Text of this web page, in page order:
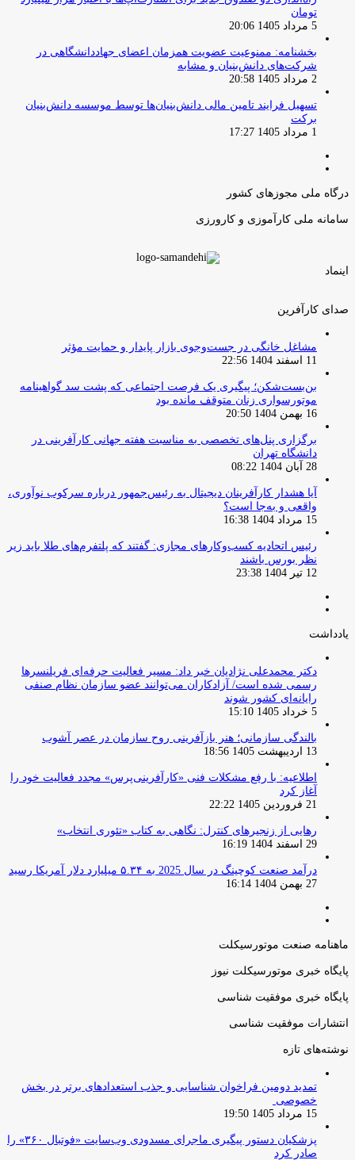
تومان
5 مرداد 1405 20:06
بخشنامه: ممنوعیت عضویت همزمان اعضای جهاددانشگاهی در
شرکت‌های دانش‌بنیان و مشابه
2 مرداد 1405 20:58
تسهیل فرایند تامین مالی دانش‌بنیان‌ها توسط موسسه دانش‌بنیان
برکت
1 مرداد 1405 17:27
درگاه ملی مجوزهای کشور
سامانه ملی کارآموزی و کارورزی
اینماد
صدای کارآفرین
مشاغل خانگی در جست‌وجوی بازار پایدار و حمایت مؤثر
11 اسفند 1404 22:56
بن‌بست‌شکن؛ پیگیری یک فرصت اجتماعی که پشت سد گواهینامه
موتورسواری زنان متوقف مانده بود
16 بهمن 1404 20:50
برگزاری پنل‌های تخصصی به مناسبت هفته جهانی کارآفرینی در
دانشگاه تهران
28 آبان 1404 08:22
آیا هشدار کارآفرینان دیجیتال به رئیس‌جمهور درباره سرکوب نوآوری،
واقعی و به‌جا است؟
15 مرداد 1404 16:38
‏رئیس اتحادیه کسب‌وکارهای مجازی: گفتند که پلتفرم‌های طلا باید زیر
نظر بورس باشند
12 تیر 1404 23:38
یادداشت
دکتر محمدعلی نژادیان خبر داد: مسیر فعالیت حرفه‌ای فریلنسرها
رسمی شده است/ آزادکاران می‌توانند عضو سازمان نظام صنفی
رایانه‌ای کشور شوند
5 خرداد 1405 15:10
بالندگی سازمانی؛ هنر بازآفرینی روح سازمان در عصر آشوب
13 اردیبهشت 1405 18:56
اطلاعیه: با رفع مشکلات فنی «کارآفرینی‌پرس» مجدد فعالیت خود را
آغاز کرد
21 فروردین 1405 22:22
رهایی از زنجیرهای کنترل: نگاهی به کتاب «تئوری انتخاب»
29 اسفند 1404 16:19
درآمد صنعت کوچینگ در سال 2025 به ۵.۳۴ میلیارد دلار آمریکا رسید
27 بهمن 1404 16:14
ماهنامه صنعت موتورسیکلت
پایگاه خبری موتورسیکلت نیوز
پایگاه خبری موفقیت شناسی
انتشارات موفقیت شناسی
نوشته‌های تازه
تمدید دومین فراخوان شناسایی و جذب استعدادهای برتر در بخش
خصوصی
15 مرداد 1405 19:50
پزشکیان دستور پیگیری ماجرای مسدودی وب‌سایت «فوتبال ۳۶۰» را
صادر کرد